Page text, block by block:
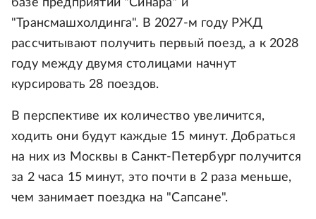
базе предприятий "Синара" и
"Трансмашхолдинга". В 2027-м году РЖД
рассчитывают получить первый поезд, а к 2028
году между двумя столицами начнут
курсировать 28 поездов.
В перспективе их количество увеличится,
ходить они будут каждые 15 минут. Добраться
на них из Москвы в Санкт-Петербург получится
за 2 часа 15 минут, это почти в 2 раза меньше,
чем занимает поездка на "Сапсане".